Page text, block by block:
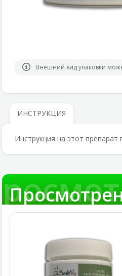
Внешний вид упаковки
ИНСТРУКЦИЯ
Инструкция на этот препарат